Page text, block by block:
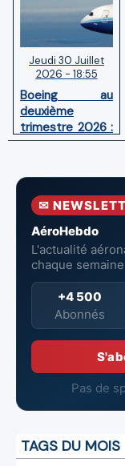
Jeudi 30 Juillet
2026 - 18:55
Boeing au
deuxième
trimestre 2026 :
Chiffre d'affaires
pertes nettes
réduites
✉
AéroHebdo
L'actualité
chaque
+4 500
Abonnés
Pas de
TAGS DU MOIS